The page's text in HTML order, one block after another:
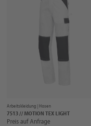
Arbeitskleidung | Hosen
7513 // MOTION TEX LIGHT
Preis auf Anfrage